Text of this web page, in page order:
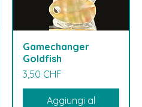
Gamechanger
Goldfish
Prezzo
3,50 CHF
Aggiungi al